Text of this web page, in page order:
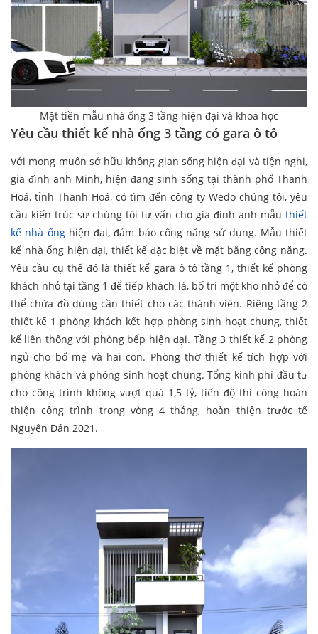
Mặt tiền mẫu nhà ống 3 tầng hiện đại và khoa học
Yêu cầu thiết kế nhà ống 3 tầng có gara ô tô
Với mong muốn sở hữu không gian sống hiện đại và tiện nghi,
gia đình anh Minh, hiện đang sinh sống tại thành phố Thanh
Hoá, tỉnh Thanh Hoá, có tìm đến công ty Wedo chúng tôi, yêu
cầu kiến trúc sư chúng tôi tư vấn cho gia đình anh mẫu thiết
kế nhà ốnghiện đại, đảm bảo công năng sử dụng. Mẫu thiết
kế nhà ống hiện đại, thiết kế đặc biệt về mặt bằng công năng.
Yêu cầu cụ thể đó là thiết kế gara ô tô tầng 1, thiết kế phòng
khách nhỏ tại tầng 1 để tiếp khách là, bố trí một kho nhỏ để có
thể chứa đồ dùng cần thiết cho các thành viên. Riêng tầng 2
thiết kế 1 phòng khách kết hợp phòng sinh hoạt chung, thiết
kế liên thông với phòng bếp hiện đại. Tầng 3 thiết kế 2 phòng
ngủ cho bố mẹ và hai con. Phòng thờ thiết kế tích hợp với
phòng khách và phòng sinh hoạt chung. Tổng kinh phí đầu tư
cho công trình không vượt quá 1,5 tỷ, tiến độ thi công hoàn
thiện công trình trong vòng 4 tháng, hoàn thiện trước tế
Nguyên Đán 2021.